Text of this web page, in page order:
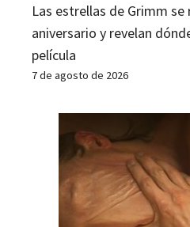
Las estrellas de Grimm se
aniversario y revelan
película
7 de agosto de 2026